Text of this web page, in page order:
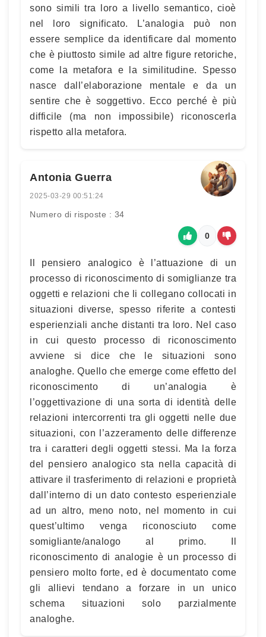
sono simili tra loro a livello semantico, cioè
nel loro significato. L’analogia può non
essere semplice da identificare dal momento
che è piuttosto simile ad altre figure retoriche,
come la metafora e la similitudine. Spesso
nasce dall’elaborazione mentale e da un
sentire che è soggettivo. Ecco perché è più
difficile (ma non impossibile) riconoscerla
rispetto alla metafora.
Antonia Guerra
2025-03-29 00:51:24
Numero di risposte : 34
0
Il pensiero analogico è l’attuazione di un
processo di riconoscimento di somiglianze tra
oggetti e relazioni che li collegano collocati in
situazioni diverse, spesso riferite a contesti
esperienziali anche distanti tra loro. Nel caso
in cui questo processo di riconoscimento
avviene si dice che le situazioni sono
analoghe. Quello che emerge come effetto del
riconoscimento di un’analogia è
l’oggettivazione di una sorta di identità delle
relazioni intercorrenti tra gli oggetti nelle due
situazioni, con l’azzeramento delle differenze
tra i caratteri degli oggetti stessi. Ma la forza
del pensiero analogico sta nella capacità di
attivare il trasferimento di relazioni e proprietà
dall’interno di un dato contesto esperienziale
ad un altro, meno noto, nel momento in cui
quest’ultimo venga riconosciuto come
somigliante/analogo al primo. Il
riconoscimento di analogie è un processo di
pensiero molto forte, ed è documentato come
gli allievi tendano a forzare in un unico
schema situazioni solo parzialmente
analoghe.